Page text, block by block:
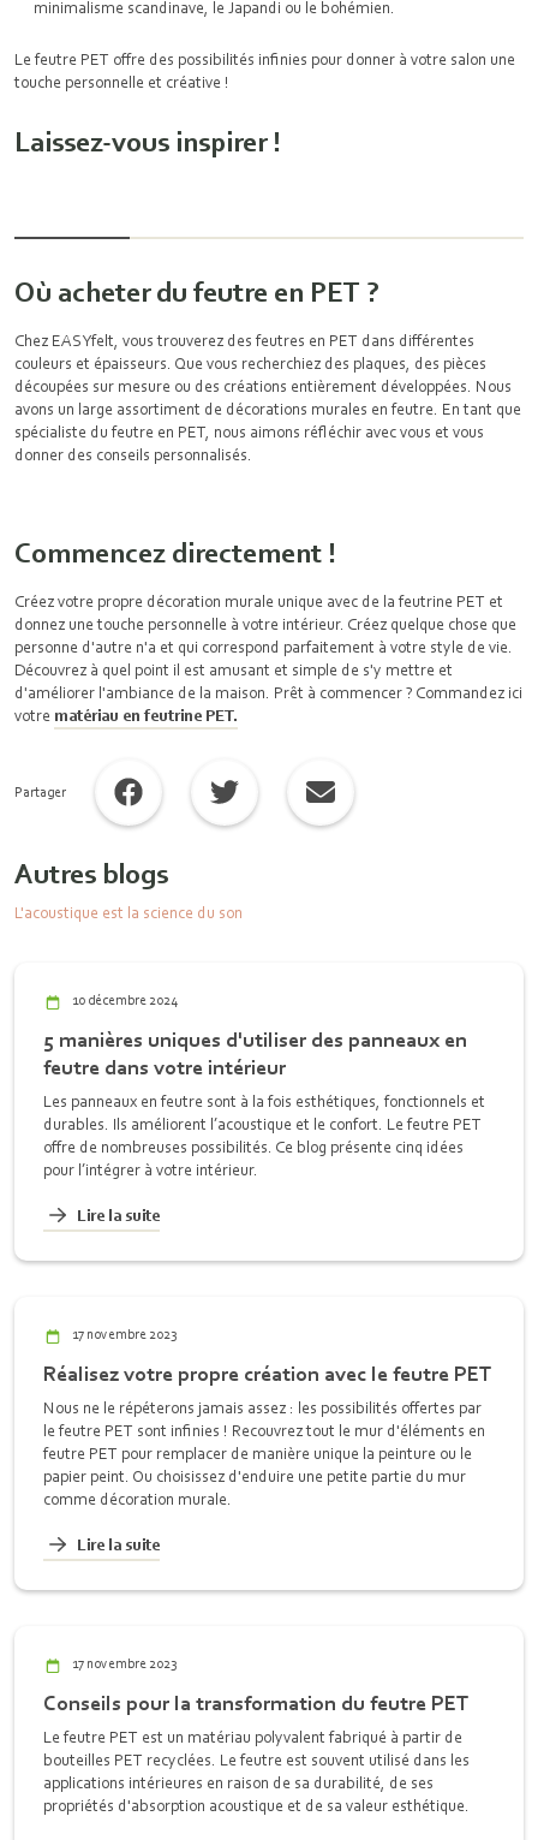
minimalisme scandinave, le Japandi ou le bohémien.
Le feutre PET offre des possibilités infinies pour donner à votre salon une
touche personnelle et créative !
Laissez-vous inspirer !
Où acheter du feutre en PET ?
Chez EASYfelt, vous trouverez des feutres en PET dans différentes
couleurs et épaisseurs. Que vous recherchiez des plaques, des pièces
découpées sur mesure ou des créations entièrement développées. Nous
avons un large assortiment de décorations murales en feutre. En tant que
spécialiste du feutre en PET, nous aimons réfléchir avec vous et vous
donner des conseils personnalisés.
Commencez directement !
Créez votre propre décoration murale unique avec de la feutrine PET et
donnez une touche personnelle à votre intérieur. Créez quelque chose que
personne d'autre n'a et qui correspond parfaitement à votre style de vie.
Découvrez à quel point il est amusant et simple de s'y mettre et
d'améliorer l'ambiance de la maison. Prêt à commencer ? Commandez ici
votre matériau en feutrine PET.
Partager
Autres blogs
L'acoustique est la science du son
10 décembre 2024
5 manières uniques d'utiliser des panneaux en
feutre dans votre intérieur
Les panneaux en feutre sont à la fois esthétiques, fonctionnels et
durables. Ils améliorent l’acoustique et le confort. Le feutre PET
offre de nombreuses possibilités. Ce blog présente cinq idées
pour l’intégrer à votre intérieur.
Lire la suite
17 novembre 2023
Réalisez votre propre création avec le feutre PET
Nous ne le répéterons jamais assez : les possibilités offertes par
le feutre PET sont infinies ! Recouvrez tout le mur d'éléments en
feutre PET pour remplacer de manière unique la peinture ou le
papier peint. Ou choisissez d'enduire une petite partie du mur
comme décoration murale.
Lire la suite
17 novembre 2023
Conseils pour la transformation du feutre PET
Le feutre PET est un matériau polyvalent fabriqué à partir de
bouteilles PET recyclées. Le feutre est souvent utilisé dans les
applications intérieures en raison de sa durabilité, de ses
propriétés d'absorption acoustique et de sa valeur esthétique.